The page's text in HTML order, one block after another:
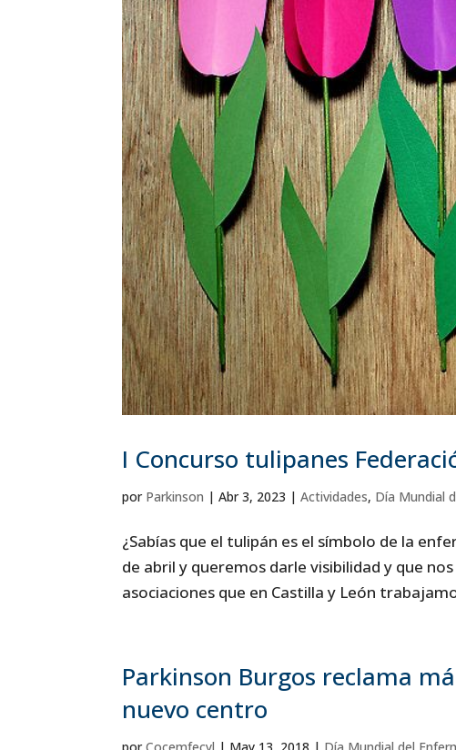
I Concurso tulipanes
por Parkinson |Abr 3, 2023 |Actividades, Día Mundial
¿Sabías que el tulipán es el símbolo de la
de abril y queremos darle visibilidad y que
asociaciones que en Castilla y León
Parkinson Burgos reclama
nuevo centro